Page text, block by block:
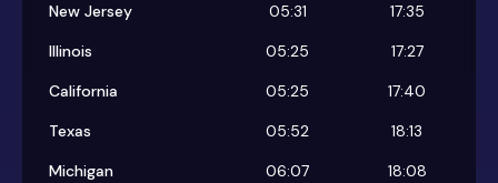
New Jersey
05:31
17:35
Illinois
05:25
17:27
California
05:25
17:40
Texas
05:52
18:13
Michigan
06:07
18:08